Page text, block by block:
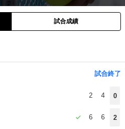
試合成績
試合終了
2 4 0
6 6 2